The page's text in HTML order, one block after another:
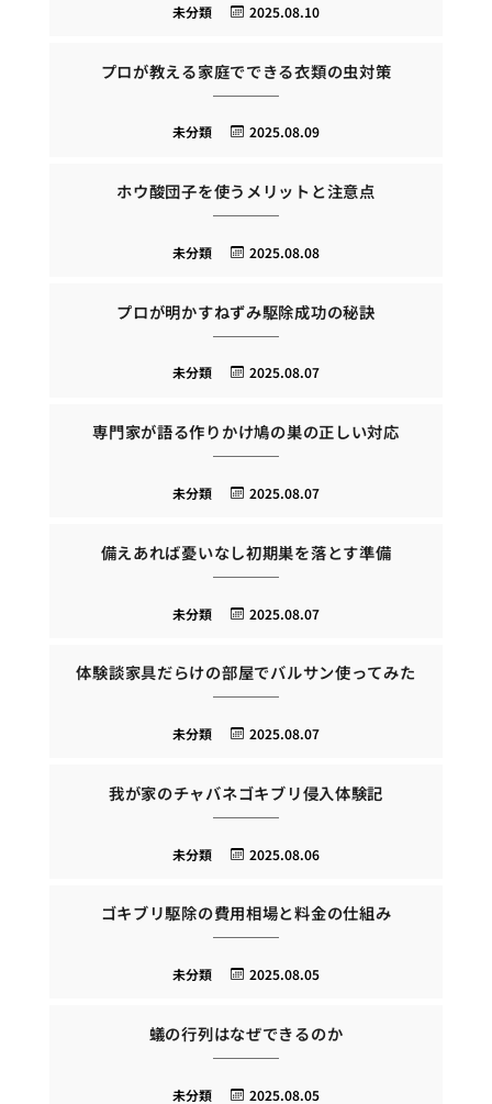
2025.08.10
未分類
プロが教える家庭でできる衣類の虫対策
2025.08.09
未分類
ホウ酸団子を使うメリットと注意点
2025.08.08
未分類
プロが明かすねずみ駆除成功の秘訣
2025.08.07
未分類
専門家が語る作りかけ鳩の巣の正しい対応
2025.08.07
未分類
備えあれば憂いなし初期巣を落とす準備
2025.08.07
未分類
体験談家具だらけの部屋でバルサン使ってみた
2025.08.07
未分類
我が家のチャバネゴキブリ侵入体験記
2025.08.06
未分類
ゴキブリ駆除の費用相場と料金の仕組み
2025.08.05
未分類
蟻の行列はなぜできるのか
2025.08.05
未分類